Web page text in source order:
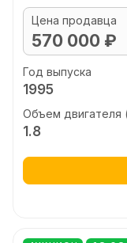
Цена продавца
570 000 ₽
Год выпуска
1995
Объем двигателя
1.8